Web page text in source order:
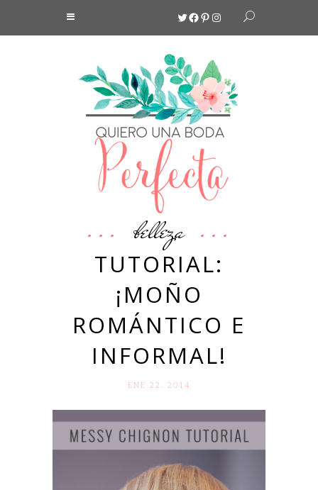
Twitter
Facebook
Pinterest
Instagram
belleza
TUTORIAL:
¡MOÑO
ROMÁNTICO E
INFORMAL!
ENE 22. 2014